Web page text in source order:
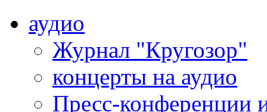
аудио
Журнал "Кругозор"
концерты на аудио
Пресс-конференции